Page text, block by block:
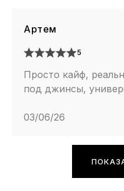
Артем
5
Просто кайф,
под джинсы,
03/06/26